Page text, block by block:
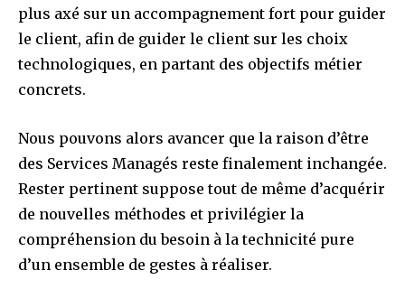
plus axé sur un accompagnement fort pour guider
le client, afin de guider le client sur les choix
technologiques, en partant des objectifs métier
concrets.
Nous pouvons alors avancer que la raison d’être
des Services Managés reste finalement inchangée.
Rester pertinent suppose tout de même d’acquérir
de nouvelles méthodes et privilégier la
compréhension du besoin à la technicité pure
d’un ensemble de gestes à réaliser.